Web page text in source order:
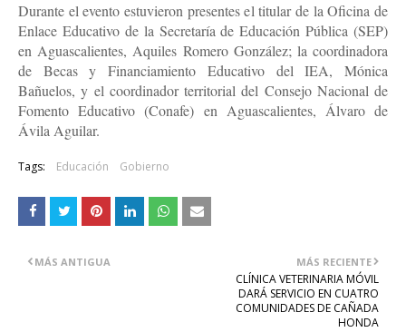
Durante el evento estuvieron presentes el titular de la Oficina de
Enlace Educativo de la Secretaría de Educación Pública (SEP)
en Aguascalientes, Aquiles Romero González; la coordinadora
de Becas y Financiamiento Educativo del IEA, Mónica
Bañuelos, y el coordinador territorial del Consejo Nacional de
Fomento Educativo (Conafe) en Aguascalientes, Álvaro de
Ávila Aguilar.
Tags: Educación Gobierno
MÁS RECIENTE
CLÍNICA VETERINARIA MÓVIL
DARÁ SERVICIO EN CUATRO
COMUNIDADES DE CAÑADA
HONDA
MÁS ANTIGUA